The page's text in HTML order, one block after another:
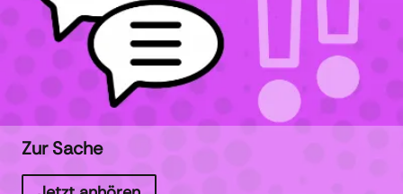
Zur Sache